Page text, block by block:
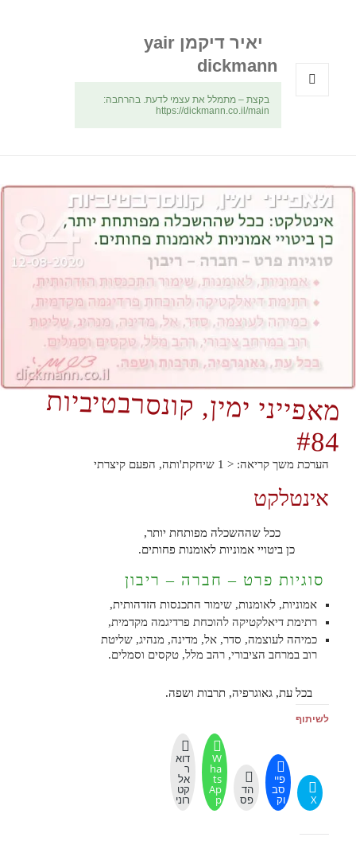
יאיר דיקמן yair
dickmann
בקצת – מתמלל את עצמי לדעת. בהרחבה:
https://dickmann.co.il/main
מאפייני ימין, קונסרבטיביות
#84
הערכת משך קריאה: < 1 שיחקת'ותה, הפעם קיצרתי
אינטלקט
ככל שההשכלה מפותחת יותר,
כן ביטויי אמוניות לאומנות פחותים.
סוגיות פרט – חברה – ריבון
אמוניות, לאומנות, שימור התכנסות הזדהותית,
רתימת דיאלקטיקה להוכחת פרדיגמה מקדמית,
כמיהה לעוצמה, סדר, אל, מדינה, מנהיג, שליטת
רוב במרחב הציבורי, רהב מלל, טקסים וסמלים.
בכל עת, גאוגרפיה, תרבות ושפה.
לשיתוף
X
פיי
סב
וק
הד
פס
W
ha
ts
Ap
p
דוא
ר
אל
קט
רוני